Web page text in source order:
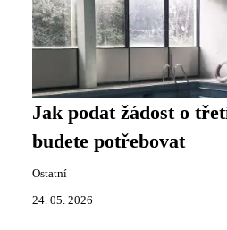
Jak podat žádost o
budete potřebovat
Ostatní
24. 05. 2026